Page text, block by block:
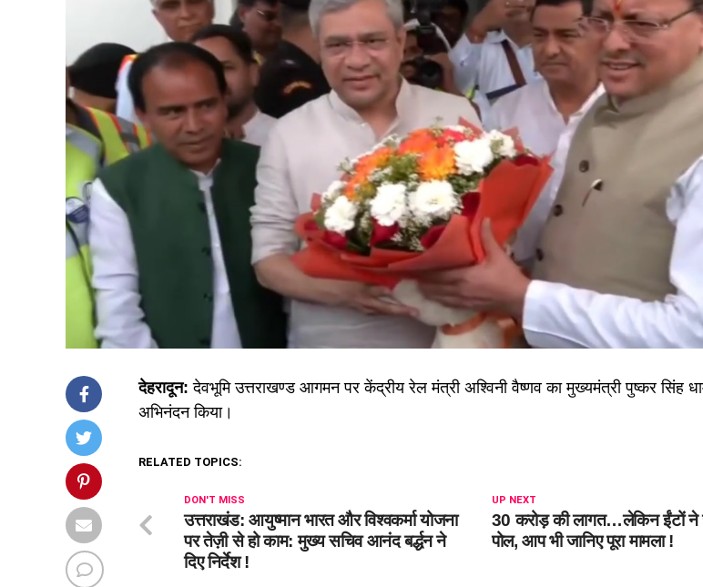
देहरादून: देवभूमि उत्तराखण्ड आगमन पर केंद्रीय रेल मंत्री अश्विनी वैष्णव का मुख्यमंत्री पुष्कर सिंह
अभिनंदन किया।
RELATED TOPICS:
UP NEXT
30 करोड़ की लागत…लेकिन ईंटों ने
पोल, आप भी जानिए पूरा मामला !
DON'T MISS
उत्तराखंड: आयुष्मान भारत और विश्वकर्मा योजना
पर तेज़ी से हो काम: मुख्य सचिव आनंद बर्द्धन ने
दिए निर्देश !